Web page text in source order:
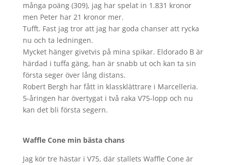
många poäng (309), jag har spelat in 1.831 kronor
men Peter har 21 kronor mer.
Tufft. Fast jag tror att jag har goda chanser att rycka
nu och ta ledningen.
Mycket hänger givetvis på mina spikar. Eldorado B är
härdad i tuffa gäng, han är snabb ut och kan ta sin
första seger över lång distans.
Robert Bergh har fått in klassklättrare i Marcelleria.
5-åringen har övertygat i två raka V75-lopp och nu
kan det bli första segern.
Waffle Cone min bästa chans
Jag kör tre hästar i V75, där stallets Waffle Cone är